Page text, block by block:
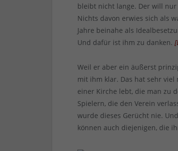
bleibt nicht lange. Der will
Nichts davon erwies sich als
Jahre beinahe als
Und dafür ist ihm zu danken.[
Weil er aber ein äußerst
mit ihm klar. Das hat sehr
einer Kirche lebt, die man zu
Spielern, die den Verein
wurde dieses Gerücht nie.
können auch diejenigen, die